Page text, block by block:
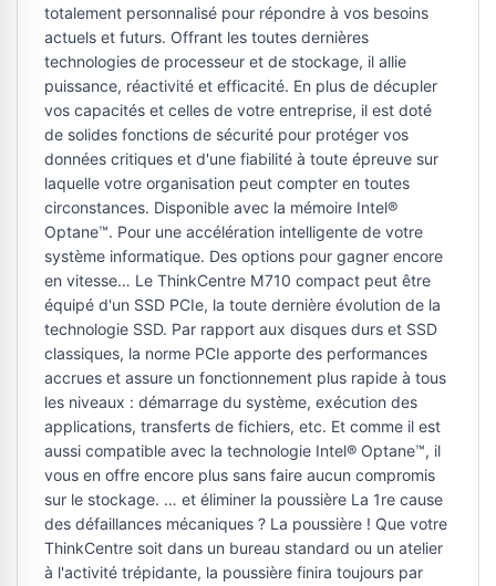
totalement personnalisé pour répondre à vos besoins
actuels et futurs. Offrant les toutes dernières
technologies de processeur et de stockage, il allie
puissance, réactivité et efficacité. En plus de décupler
vos capacités et celles de votre entreprise, il est doté
de solides fonctions de sécurité pour protéger vos
données critiques et d'une fiabilité à toute épreuve sur
laquelle votre organisation peut compter en toutes
circonstances. ​ Disponible avec la mémoire Intel®
Optane™. Pour une accélération intelligente de votre
système informatique. Des options pour gagner encore
en vitesse… Le ThinkCentre M710 compact peut être
équipé d'un SSD PCIe, la toute dernière évolution de la
technologie SSD. Par rapport aux disques durs et SSD
classiques, la norme PCIe apporte des performances
accrues et assure un fonctionnement plus rapide à tous
les niveaux : démarrage du système, exécution des
applications, transferts de fichiers, etc. Et comme il est
aussi compatible avec la technologie Intel® Optane™, il
vous en offre encore plus sans faire aucun compromis
sur le stockage. … et éliminer la poussière La 1re cause
des défaillances mécaniques ? La poussière ! Que votre
ThinkCentre soit dans un bureau standard ou un atelier
à l'activité trépidante, la poussière finira toujours par